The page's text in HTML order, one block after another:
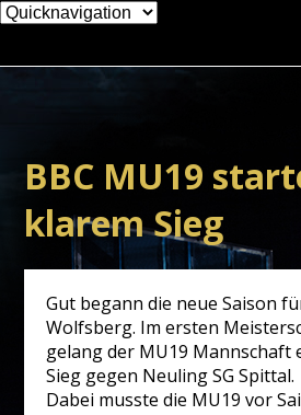
Zielseite
BBC MU19
klarem Sieg
Gut begann die neue Saison
Wolfsberg. Im ersten
gelang der MU19 Mannschaft
Sieg gegen Neuling SG Spittal.
Dabei musste die MU19 vor